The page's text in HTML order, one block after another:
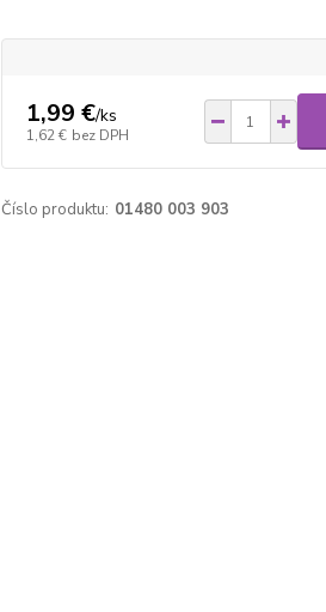
1,99 €/ks
1,62 € bez DPH
Číslo produktu: 01480 003 903